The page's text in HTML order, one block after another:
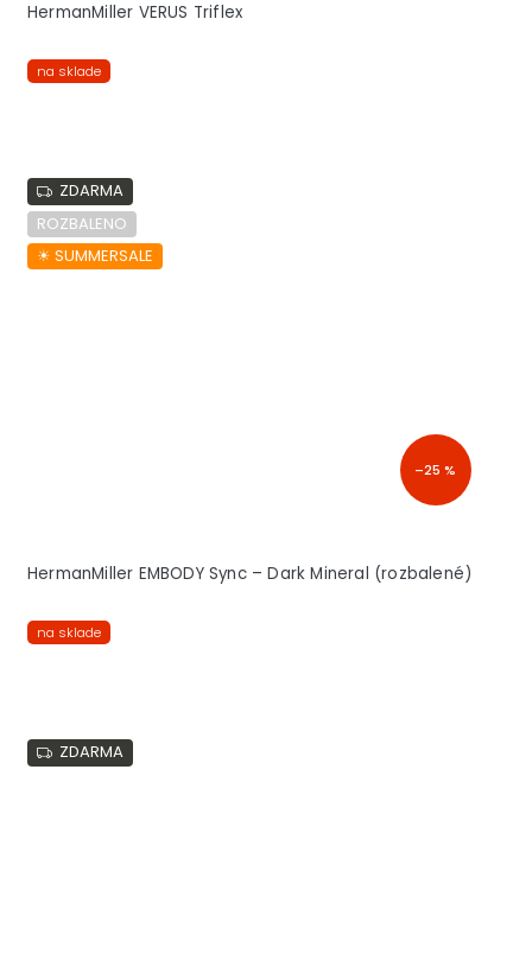
HermanMiller VERUS Triflex
na sklade
ZDARMA
ROZBALENO
☀︎ SUMMERSALE
–25 %
HermanMiller EMBODY Sync – Dark Mineral (rozbalené)
na sklade
ZDARMA